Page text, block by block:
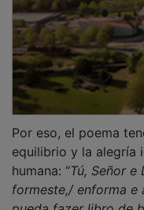
Por eso, el poema
equilibrio y la alegría
humana: “ Tú, Señor e
formeste,/ enforma